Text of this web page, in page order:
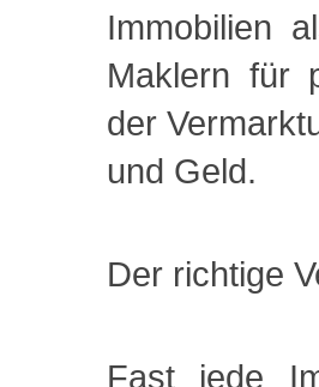
Immobilien
Maklern für
der
und Geld.
Der richtige
Fast jede